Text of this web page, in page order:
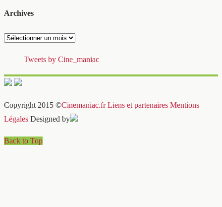
Archives
Archives
Tweets by Cine_maniac
Copyright 2015 ©Cinemaniac.fr Liens et partenaires Mentions
Légales Designed by
Back to Top